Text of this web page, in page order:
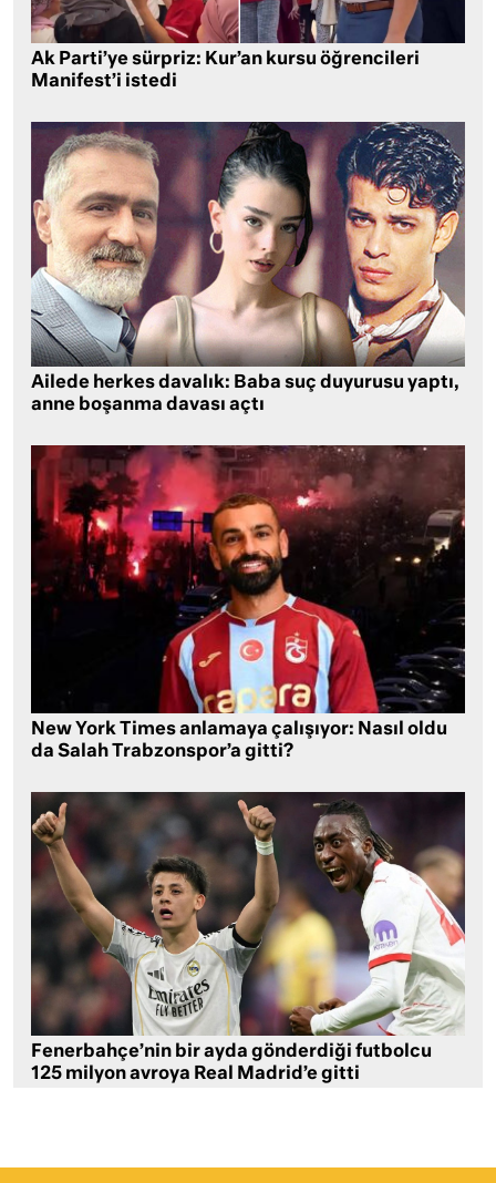
Ak Parti’ye sürpriz: Kur’an kursu öğrencileri
Manifest’i istedi
Ailede herkes davalık: Baba suç duyurusu yaptı,
anne boşanma davası açtı
New York Times anlamaya çalışıyor: Nasıl oldu
da Salah Trabzonspor’a gitti?
Fenerbahçe’nin bir ayda gönderdiği futbolcu
125 milyon avroya Real Madrid’e gitti